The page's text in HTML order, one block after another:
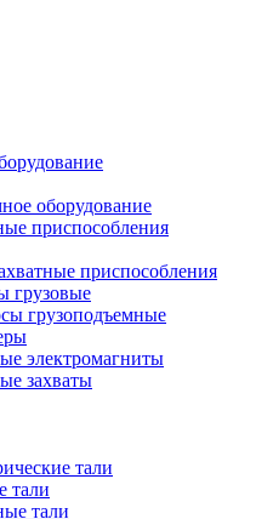
оборудование
приспособления
приспособления
грузовые
грузоподъемные
электромагниты
захваты
тали
тали
тали